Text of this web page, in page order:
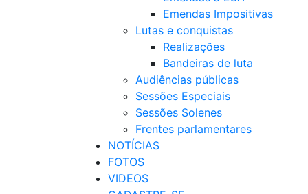
Emendas Impositivas
Lutas e conquistas
Realizações
Bandeiras de luta
Audiências públicas
Sessões Especiais
Sessões Solenes
Frentes parlamentares
NOTÍCIAS
FOTOS
VIDEOS